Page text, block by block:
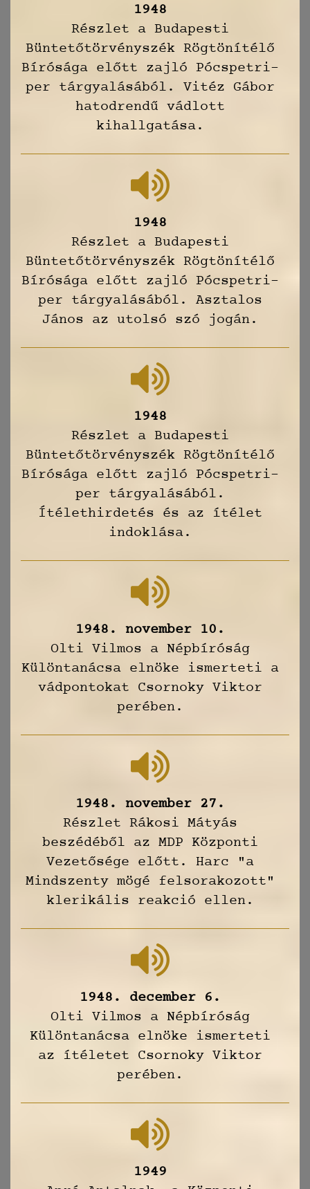
1948
Részlet a Budapesti
Büntetőtörvényszék Rögtönítélő
Bírósága előtt zajló Pócspetri-
per tárgyalásából. Vitéz Gábor
hatodrendű vádlott
kihallgatása.
1948
Részlet a Budapesti
Büntetőtörvényszék Rögtönítélő
Bírósága előtt zajló Pócspetri-
per tárgyalásából. Asztalos
János az utolsó szó jogán.
1948
Részlet a Budapesti
Büntetőtörvényszék Rögtönítélő
Bírósága előtt zajló Pócspetri-
per tárgyalásából.
Ítélethirdetés és az ítélet
indoklása.
1948. november 10.
Olti Vilmos a Népbíróság
Különtanácsa elnöke ismerteti a
vádpontokat Csornoky Viktor
perében.
1948. november 27.
Részlet Rákosi Mátyás
beszédéből az MDP Központi
Vezetősége előtt. Harc "a
Mindszenty mögé felsorakozott"
klerikális reakció ellen.
1948. december 6.
Olti Vilmos a Népbíróság
Különtanácsa elnöke ismerteti
az ítéletet Csornoky Viktor
perében.
1949